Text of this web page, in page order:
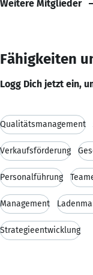
Weitere Mitglieder
Fähigkeiten
Logg Dich jetzt ein,
Qualitätsmanagement
Verkaufsförderung
Personalführung
Management
Strategieentwicklung